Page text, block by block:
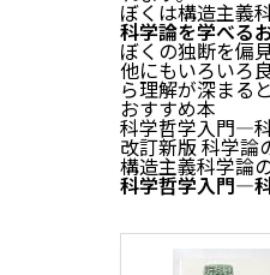
ぼくは構造主義
科学論を学べる
ぼくの独断を偏
他にもいろいろ
ら理解が深まる
おすすめ本
科学哲学入門―
改訂新版 科学論
構造主義科学論
科学哲学入門―